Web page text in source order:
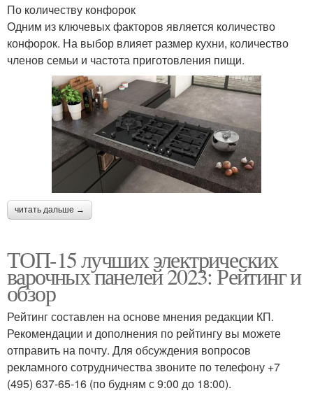
По количеству конфорок
Одним из ключевых факторов является количество
конфорок. На выбор влияет размер кухни, количество
членов семьи и частота приготовления пищи.
читать дальше →
ТОП-15 лучших электрических
варочных панелей 2023: Рейтинг и
обзор
Рейтинг составлен на основе мнения редакции КП.
Рекомендации и дополнения по рейтингу вы можете
отправить на почту. Для обсуждения вопросов
рекламного сотрудничества звоните по телефону +7
(495) 637-65-16 (по будням с 9:00 до 18:00).